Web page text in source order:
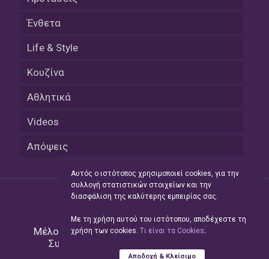
Ένθετα
Life & Style
Κουζίνα
Αθλητικά
Videos
Απόψεις
Μέλος του Δικτύου τηςHellas Press Media
Συντήρηση και Ανάπτυξη
Αυτός ο ιστότοπος χρησιμοποιεί cookies, για την
συλλογή στατιστικών στοιχείων και την
διασφάλιση της καλύτερης εμπειρίας σας.
Με τη χρήση αυτού του ιστότοπου, αποδέχεστε τη
χρήση των cookies. Tι είναι τα Cookies;
Αποδοχή & Κλείσιμο